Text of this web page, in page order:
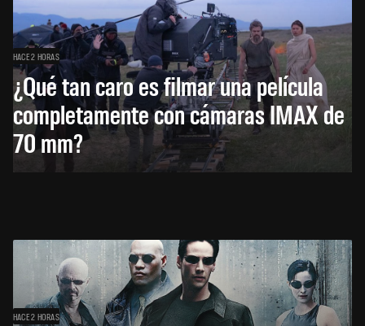
HACE 2 HORAS
¿Qué tan caro es filmar una película
completamente con cámaras IMAX de
70 mm?
HACE 2 HORAS